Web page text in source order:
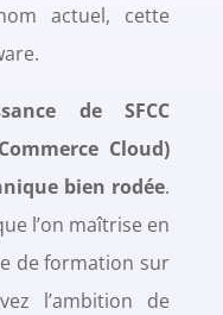
actuel, cette
de SFCC
Cloud)
bien rodée.
l’on maîtrise en
de formation sur
l’ambition de